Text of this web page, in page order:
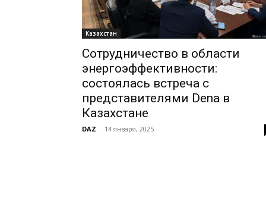
Казахстан
Сотрудничество в области
энергоэффективности:
состоялась встреча с
представителями Dena в
Казахстане
DAZ - 14 января, 2025